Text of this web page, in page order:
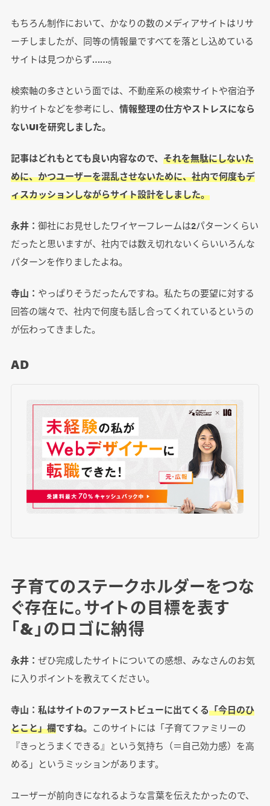
もちろん制作において、かなりの数のメディアサイトはリサ
ーチしましたが、同等の情報量ですべてを落とし込めている
サイトは見つからず……。
検索軸の多さという面では、不動産系の検索サイトや宿泊予
約サイトなどを参考にし、 情報整理の仕方やストレスになら
ないUIを研究しました。
記事はどれもとても良い内容なので、 それを無駄にしないた
めに、かつユーザーを混乱させないために、社内で何度もデ
ィスカッションしながらサイト設計をしました。
永井： 御社にお見せしたワイヤーフレームは2パターンくらい
だったと思いますが、社内では数え切れないくらいいろんな
パターンを作りましたよね。
寺山： やっぱりそうだったんですね。私たちの要望に対する
回答の端々で、社内で何度も話し合ってくれているというの
が伝わってきました。
AD
子育てのステークホルダーをつな
ぐ存在に。サイトの目標を表す
「&」のロゴに納得
永井： ぜひ完成したサイトについての感想、みなさんのお気
に入りポイントを教えてください。
寺山：私はサイトのファーストビューに出てくる「今日のひ
とこと」欄ですね。 このサイトには「子育てファミリーの
『きっとうまくできる』という気持ち（＝自己効力感）を高
める」というミッションがあります。
ユーザーが前向きになれるような言葉を伝えたかったので、